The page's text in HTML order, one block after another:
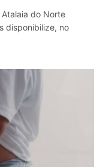
do Norte
disponibilize, no